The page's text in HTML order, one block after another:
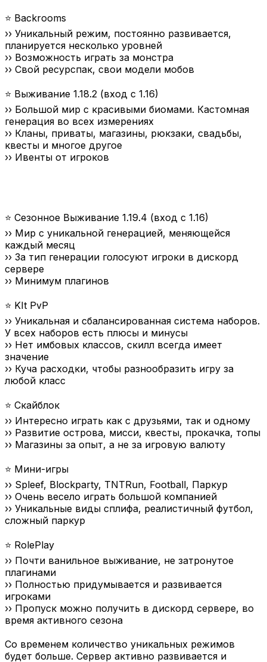
⭐ Backrooms
›› Уникальный режим, постоянно развивается,
планируется несколько уровней
›› Возможность играть за монстра
›› Свой ресурспак, свои модели мобов
⭐ Выживание 1.18.2 (вход с 1.16)
›› Большой мир с красивыми биомами. Кастомная
генерация во всех измерениях
›› Кланы, приваты, магазины, рюкзаки, свадьбы,
квесты и многое другое
›› Ивенты от игроков
⭐ Сезонное Выживание 1.19.4 (вход с 1.16)
›› Мир с уникальной генерацией, меняющейся
каждый месяц
›› За тип генерации голосуют игроки в дискорд
сервере
›› Минимум плагинов
⭐ KIt PvP
›› Уникальная и сбалансированная система наборов.
У всех наборов есть плюсы и минусы
›› Нет имбовых классов, скилл всегда имеет
значение
›› Куча расходки, чтобы разнообразить игру за
любой класс
⭐ Скайблок
›› Интересно играть как с друзьями, так и одному
›› Развитие острова, мисси, квесты, прокачка, топы
›› Магазины за опыт, а не за игровую валюту
⭐ Мини-игры
›› Spleef, Blockparty, TNTRun, Football, Паркур
›› Очень весело играть большой компанией
›› Уникальные виды сплифа, реалистичный футбол,
сложный паркур
⭐ RolePlay
›› Почти ванильное выживание, не затронутое
плагинами
›› Полностью придумывается и развивается
игроками
›› Пропуск можно получить в дискорд сервере, во
время активного сезона
Со временем количество уникальных режимов
будет больше. Сервер активно развивается и